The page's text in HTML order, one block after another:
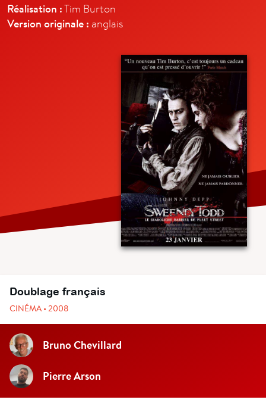
Réalisation :Tim Burton
Version originale : anglais
Doublage français
CINÉMA • 2008
Bruno Chevillard
Pierre Arson